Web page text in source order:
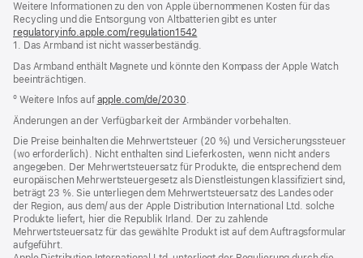
neues
Fenster)
Weitere Informationen zu den von Apple übernommenen Kosten für das
Recycling und die Entsorgung von Altbatterien gibt es unter
regulatoryinfo.apple.com/regulation1542
ein
Fenster)
1. Das Armband ist nicht wasserbeständig.
Das Armband enthält Magnete und könnte den Kompass der Apple Watch
beeinträchtigen.
º Weitere Infos auf apple.com/de/2030.
Änderungen an der Verfügbarkeit der Armbänder vorbehalten.
Die Preise beinhalten die Mehrwertsteuer (20 %) und Versicherungssteuer
(wo erforderlich). Nicht enthalten sind Lieferkosten, wenn nicht anders
angegeben. Der Mehrwertsteuersatz für Produkte, die entsprechend dem
europäischen Mehrwertsteuergesetz als Dienstleistungen klassifiziert sind,
beträgt 23 %. Sie unterliegen dem Mehrwertsteuersatz des Landes oder
der Region, aus dem/ aus der Apple Distribution International Ltd. solche
Produkte liefert, hier die Republik Irland. Der zu zahlende
Mehrwertsteuersatz für das gewählte Produkt ist auf dem Auftragsformular
aufgeführt.